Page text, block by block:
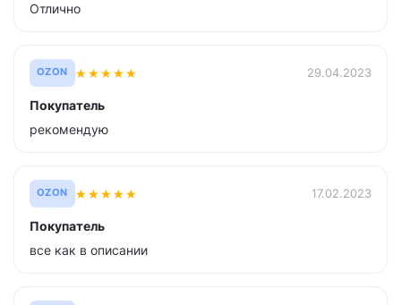
Отлично
OZON ★★★★★ 29.04.2023
Покупатель
рекомендую
OZON ★★★★★ 17.02.2023
Покупатель
все как в описании